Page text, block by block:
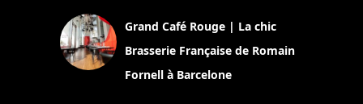
Grand Café Rouge | La chic
Brasserie Française de Romain
Fornell à Barcelone